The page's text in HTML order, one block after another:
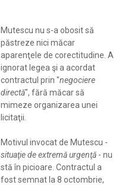
Mutescu nu s-a obosit să
păstreze nici măcar
aparenţele de corectitudine. A
ignorat legea şi a acordat
contractul prin "negociere
directă", fără măcar să
mimeze organizarea unei
licitaţii.
Motivul invocat de Mutescu -
situaţie de extremă urgenţă - nu
stă în picioare. Contractul a
fost semnat la 8 octombrie,